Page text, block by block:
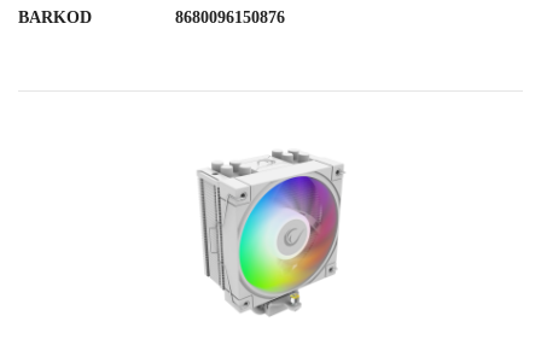
BARKOD 8680096150876